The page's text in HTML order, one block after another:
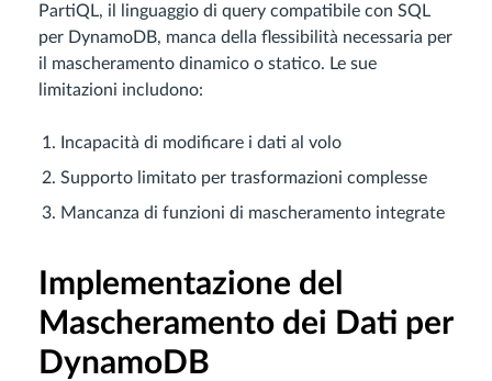
PartiQL, il linguaggio di query compatibile con SQL
per DynamoDB, manca della flessibilità necessaria per
il mascheramento dinamico o statico. Le sue
limitazioni includono:
Incapacità di modificare i dati al volo
Supporto limitato per trasformazioni complesse
Mancanza di funzioni di mascheramento integrate
Implementazione del
Mascheramento dei Dati per
DynamoDB